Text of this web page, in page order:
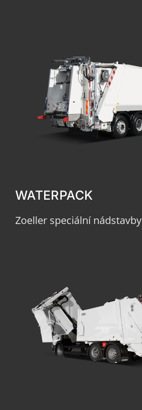
WATERPACK
Zoeller speciální nádstavby